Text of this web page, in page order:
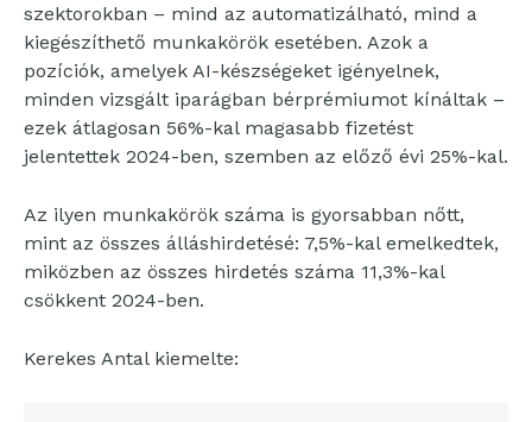
szektorokban – mind az automatizálható, mind a
kiegészíthető munkakörök esetében. Azok a
pozíciók, amelyek AI-készségeket igényelnek,
minden vizsgált iparágban bérprémiumot kínáltak –
ezek átlagosan 56%-kal magasabb fizetést
jelentettek 2024-ben, szemben az előző évi 25%-kal.
Az ilyen munkakörök száma is gyorsabban nőtt,
mint az összes álláshirdetésé: 7,5%-kal emelkedtek,
miközben az összes hirdetés száma 11,3%-kal
csökkent 2024-ben.
Kerekes Antal kiemelte: